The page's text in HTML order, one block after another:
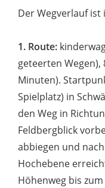
Der Wegverlauf ist
1. Route:
geteerten Wegen),
Minuten).
Spielplatz) in
den Weg in
Feldbergblick
abbiegen und
Hochebene
Höhenweg bis